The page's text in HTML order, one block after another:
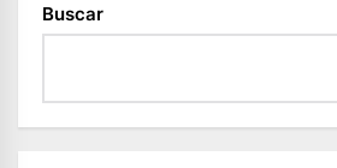
Buscar